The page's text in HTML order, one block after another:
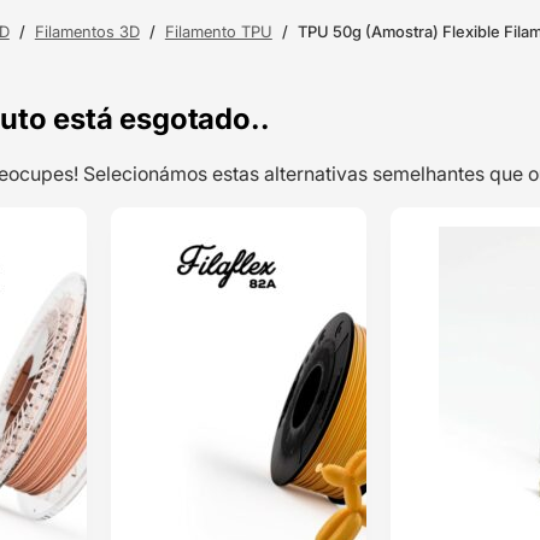
/ Filamentos 3D / Filamento TPU / TPU 50g (Amostra) Flexible
está esgotado..
Selecionámos estas alternativas semelhantes que
RECREUS
Classificado
com5.00
em 5 com
base em
classificação
de cliente
34,32